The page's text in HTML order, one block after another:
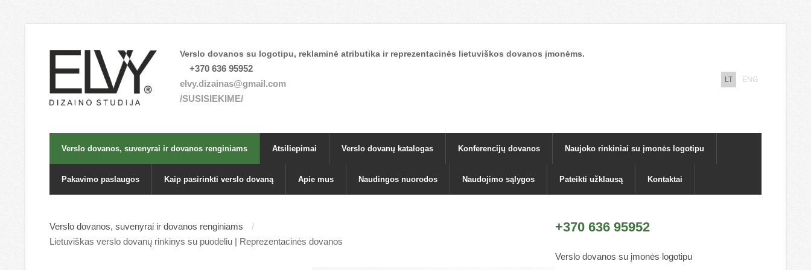
Verslo dovanos su logotipu, reklaminė atributika ir reprezentacinės lietuviškos dovanos įmonėms.
+370 636 95952
elvy.dizainas@gmail.com
/SUSISIEKIME/
LT ENG
Verslo dovanos, suvenyrai ir dovanos renginiams Atsiliepimai Verslo dovanų katalogas Konferencijų dovanos Naujoko rinkiniai su įmonės logotipu
Pakavimo paslaugos Kaip pasirinkti verslo dovaną Apie mus Naudingos nuorodos Naudojimo sąlygos Pateikti užklausą Kontaktai
+370 636 95952
Verslo dovanos su įmonės logotipu
Verslo dovanos, suvenyrai ir dovanos renginiams
Lietuviškas verslo dovanų rinkinys su puodeliu | Reprezentacinės dovanos